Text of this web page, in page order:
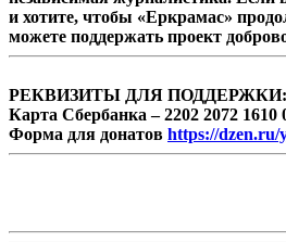
и хотите, чтобы «Еркрамас»
можете поддержать проект
РЕКВИЗИТЫ ДЛЯ ПОДДЕРЖКИ:
Карта Сбербанка – 2202 2072 1610
Форма для донатов https://dzen.ru/